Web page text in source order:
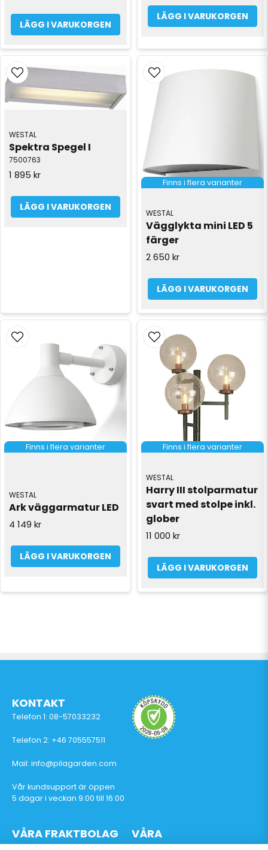
LÄGG I VARUKORGEN
LÄGG I VARUKORGEN
WESTAL
Spektra Spegel I
7500763
1 895 kr
LÄGG I VARUKORGEN
Finns i flera varianter
WESTAL
Vägglykta mini LED 5
färger
2 650 kr
LÄGG I VARUKORGEN
Finns i flera varianter
WESTAL
Ark väggarmatur LED
4 149 kr
LÄGG I VARUKORGEN
Finns i flera varianter
WESTAL
Harry III stolparmatur
svart med stolpe inkl.
glober
11 000 kr
LÄGG I VARUKORGEN
KONTAKT
Telefon 1: 08-57033232
Telefon 2: +46 705557511
Mail: info@pilagarden.com
Vår kundsupport är öppen
5 dagar i veckan 9:00 till 16:00
VÅRA FRAKTBOLAG
VÅRA